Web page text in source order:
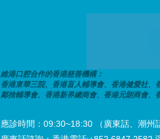
維港口腔合作的香港慈善機構：
香港東華三院、香港盲人輔導會、香港健愛社
鄰捨輔導會、香港新界總商會、香港元朗商會、
應診時間：09:30~18:30 （廣東話、潮州